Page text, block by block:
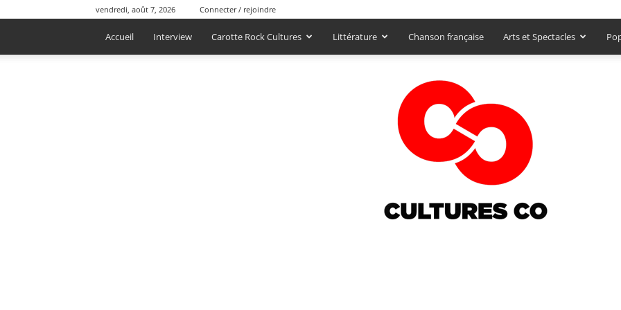
vendredi, août 7, 2026 Connecter / rejoindre
Accueil Interview Carotte Rock Cultures Littérature Chanson française Arts et Spectacles